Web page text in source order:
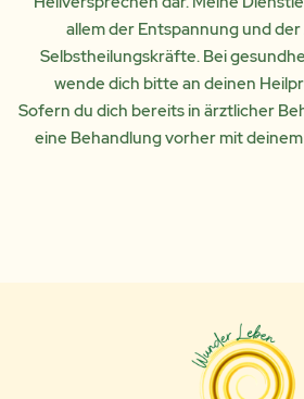
allem der Entspannung und
Selbstheilungskräfte. Bei
wende dich bitte an deinen
Sofern du dich bereits in ärztlicher
eine Behandlung vorher mit